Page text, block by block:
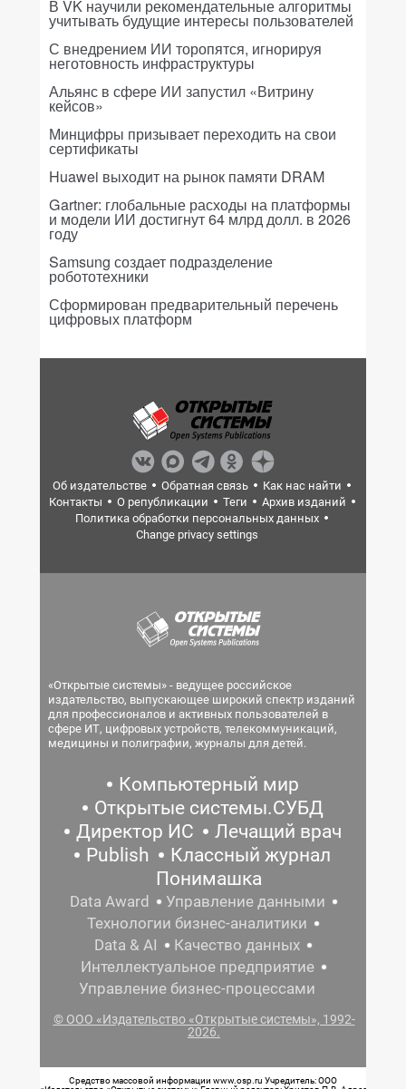
В VK научили рекомендательные алгоритмы
учитывать будущие интересы пользователей
С внедрением ИИ торопятся, игнорируя
неготовность инфраструктуры
Альянс в сфере ИИ запустил «Витрину
кейсов»
Минцифры призывает переходить на свои
сертификаты
Huawei выходит на рынок памяти DRAM
Gartner: глобальные расходы на платформы
и модели ИИ достигнут 64 млрд долл. в 2026
году
Samsung создает подразделение
робототехники
Сформирован предварительный перечень
цифровых платформ
Об издательстве Обратная связь
Как нас найти
Контакты
О републикации Теги
Архив изданий
Политика обработки персональных данных
Change privacy settings
«Открытые системы» - ведущее российское
издательство, выпускающее широкий спектр изданий
для профессионалов и активных пользователей в
сфере ИТ, цифровых устройств, телекоммуникаций,
медицины и полиграфии, журналы для детей.
Компьютерный мир
Открытые системы.СУБД
Директор ИС
Лечащий врач
Publish
Классный журнал
Понимашка
Data Award
Управление данными
Технологии бизнес-аналитики
Data & AI
Качество данных
Интеллектуальное предприятие
Управление бизнес-процессами
© ООО «Издательство «Открытые системы», 1992-
2026.
Средство массовой информации www.osp.ru Учредитель: ООО